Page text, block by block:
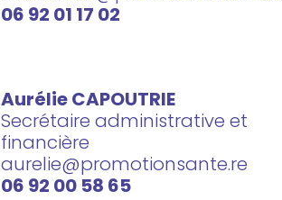
06 92 01 17 02
Aurélie CAPOUTRIE
Secrétaire administrative et
financière
aurelie@promotionsante.re
06 92 00 58 65